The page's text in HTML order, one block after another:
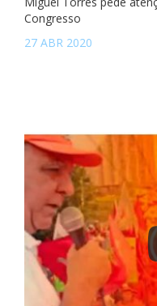
Congresso
27 ABR 2020